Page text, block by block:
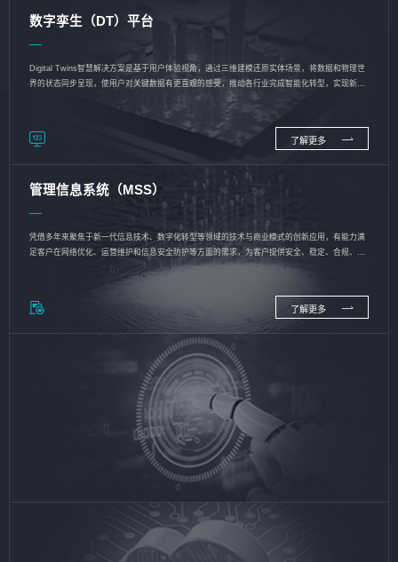
数字孪生（DT）平台
Digital Twins智慧解决方案是基于用户体验视角，通过三维建模还原实体场景，将数据和物理世
界的状态同步呈现，使用户对关键数据有更直观的感受，推动各行业完成智能化转型，实现新旧
了解更多
管理信息系统（MSS）
凭借多年来聚焦于新一代信息技术、数字化转型等领域的技术与商业模式的创新应用，有能力满
足客户在网络优化、运营维护和信息安全防护等方面的需求，为客户提供安全、稳定、合规、持
了解更多